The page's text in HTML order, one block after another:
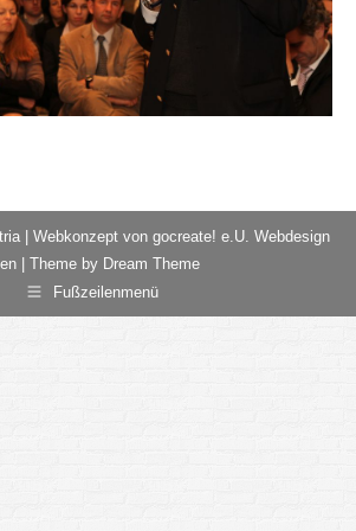
| Webkonzept von gocreate! e.U. Webdesign
| Theme by Dream Theme
Fußzeilenmenü